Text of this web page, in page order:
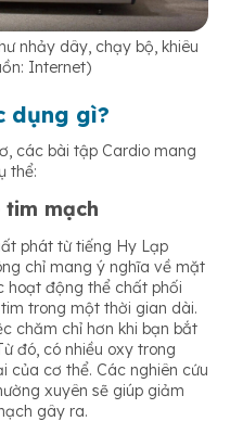
nhảy dây, chạy bộ, khiêu
Internet)
dụng gì?
các bài tập Cardio mang
thể:
tim mạch
phát từ tiếng Hy Lạp
chỉ mang ý nghĩa về mặt
hoạt động thể chất phối
trong một thời gian dài.
chăm chỉ hơn khi bạn bắt
đó, có nhiều oxy trong
của cơ thể. Các nghiên cứu
xuyên sẽ giúp giảm
gây ra.